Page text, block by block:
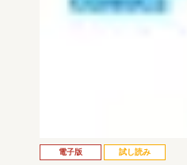
電子版 試し読み